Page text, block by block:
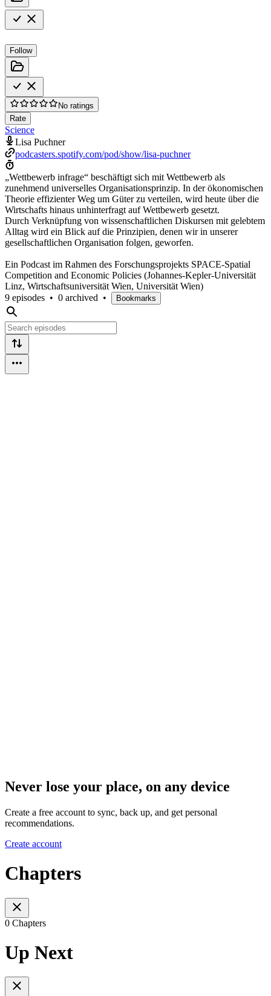
Follow
No ratings
Rate
Science
Lisa Puchner
podcasters.spotify.com/pod/show/lisa-puchner
„Wettbewerb infrage“ beschäftigt sich mit Wettbewerb als
zunehmend universelles Organisationsprinzip. In der ökonomischen
Theorie effizienter Weg um Güter zu verteilen, wird heute über die
Wirtschafts hinaus unhinterfragt auf Wettbewerb gesetzt.
Durch Verknüpfung von wissenschaftlichen Diskursen mit gelebtem
Alltag wird ein Blick auf die Prinzipien, denen wir in unserer
gesellschaftlichen Organisation folgen, geworfen.
Ein Podcast im Rahmen des Forschungsprojekts SPACE-Spatial
Competition and Economic Policies (Johannes-Kepler-Universität
Linz, Wirtschaftsuniversität Wien, Universität Wien)
9 episodes • 0 archived • Bookmarks
Never lose your place, on any device
Create a free account to sync, back up, and get personal
recommendations.
Create account
Chapters
0 Chapters
Up Next